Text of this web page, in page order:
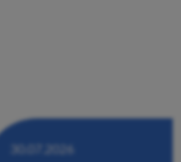
30.07.2026